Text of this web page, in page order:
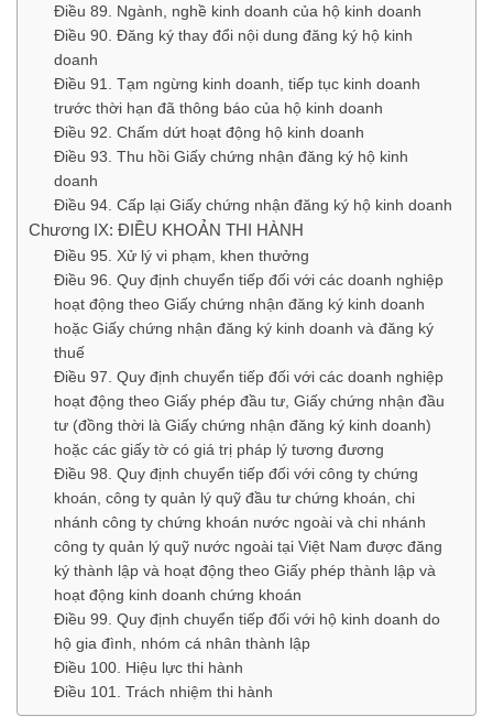
Điều 89. Ngành, nghề kinh doanh của hộ kinh doanh
Điều 90. Đăng ký thay đổi nội dung đăng ký hộ kinh
doanh
Điều 91. Tạm ngừng kinh doanh, tiếp tục kinh doanh
trước thời hạn đã thông báo của hộ kinh doanh
Điều 92. Chấm dứt hoạt động hộ kinh doanh
Điều 93. Thu hồi Giấy chứng nhận đăng ký hộ kinh
doanh
Điều 94. Cấp lại Giấy chứng nhận đăng ký hộ kinh doanh
Chương IX: ĐIỀU KHOẢN THI HÀNH
Điều 95. Xử lý vi phạm, khen thưởng
Điều 96. Quy định chuyển tiếp đối với các doanh nghiệp
hoạt động theo Giấy chứng nhận đăng ký kinh doanh
hoặc Giấy chứng nhận đăng ký kinh doanh và đăng ký
thuế
Điều 97. Quy định chuyển tiếp đối với các doanh nghiệp
hoạt động theo Giấy phép đầu tư, Giấy chứng nhận đầu
tư (đồng thời là Giấy chứng nhận đăng ký kinh doanh)
hoặc các giấy tờ có giá trị pháp lý tương đương
Điều 98. Quy định chuyển tiếp đối với công ty chứng
khoán, công ty quản lý quỹ đầu tư chứng khoán, chi
nhánh công ty chứng khoán nước ngoài và chi nhánh
công ty quản lý quỹ nước ngoài tại Việt Nam được đăng
ký thành lập và hoạt động theo Giấy phép thành lập và
hoạt động kinh doanh chứng khoán
Điều 99. Quy định chuyển tiếp đối với hộ kinh doanh do
hộ gia đình, nhóm cá nhân thành lập
Điều 100. Hiệu lực thi hành
Điều 101. Trách nhiệm thi hành